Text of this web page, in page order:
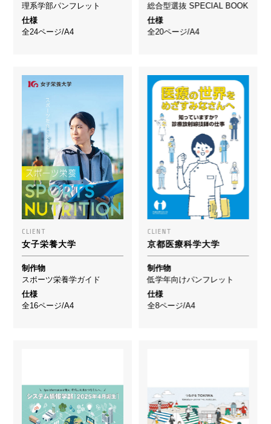
理系学部パンフレット
仕様
全24ページ/A4
総合型選抜 SPECIAL BOOK
仕様
全20ページ/A4
CLIENT
女子栄養大学
制作物
スポーツ栄養学ガイド
仕様
全16ページ/A4
CLIENT
京都医療科学大学
制作物
低学年向けパンフレット
仕様
全8ページ/A4